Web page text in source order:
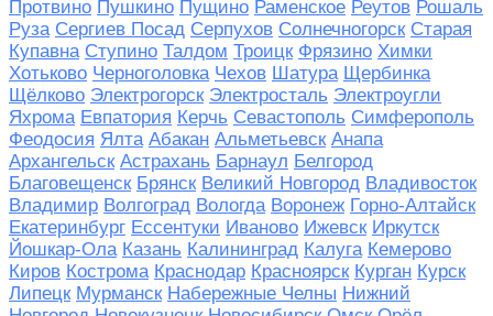
Протвино Пушкино Пущино Раменское Реутов Рошаль
Руза Сергиев Посад Серпухов Солнечногорск Старая
Купавна Ступино Талдом Троицк Фрязино Химки
Хотьково Черноголовка Чехов Шатура Щербинка
Щёлково Электрогорск Электросталь Электроугли
Яхрома Евпатория Керчь Севастополь Симферополь
Феодосия Ялта Абакан Альметьевск Анапа
Архангельск Астрахань Барнаул Белгород
Благовещенск Брянск Великий Новгород Владивосток
Владимир Волгоград Вологда Воронеж Горно-Алтайск
Екатеринбург Ессентуки Иваново Ижевск Иркутск
Йошкар-Ола Казань Калининград Калуга Кемерово
Киров Кострома Краснодар Красноярск Курган Курск
Липецк Мурманск Набережные Челны Нижний